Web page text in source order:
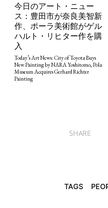
TAGS
今日のアート・ニュー
ス：豊田市が奈良美智新
作、ポーラ美術館がゲル
ハルト・リヒター作を購
入
Today’s Art News: City of Toyota Buys
New Painting by NARA Yoshitomo, Pola
Museum Acquires Gerhard Richter
Painting
SHARE
TAGS